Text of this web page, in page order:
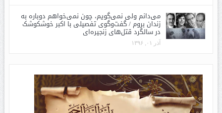
می‌دانم ولی نمی‌گویم، چون نمی‌خواهم دوباره به
زندان بروم / گفت‌وگوی تفصیلی با اکبر خوشکوشک
در سالگرد قتل‌های زنجیره‌ای
آذر ۰۱, ۱۳۹۶